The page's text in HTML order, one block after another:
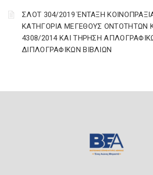
ΣΛΟΤ 304/2019 ΈΝΤΑΞΗ
ΚΑΤΗΓΟΡΙΑ ΜΕΓΕΘΟΥΣ ΟΝΤΟΤΗΤΩΝ
4308/2014 ΚΑΙ ΤΗΡΗΣΗ
ΔΙΠΛΟΓΡΑΦΙΚΩΝ ΒΙΒΛΙΩΝ